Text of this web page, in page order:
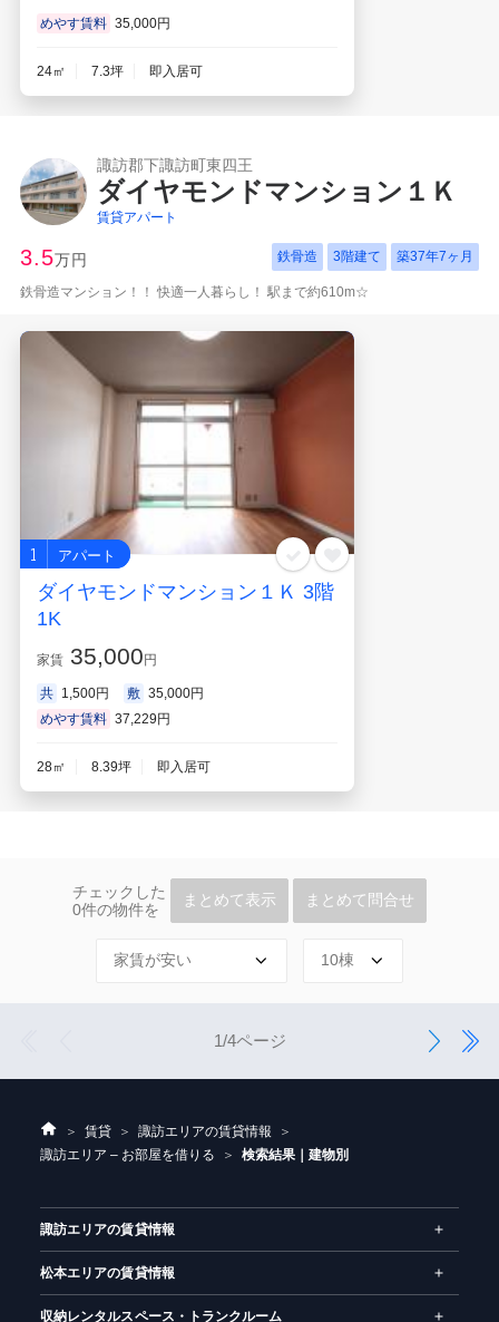
めやす賃料 35,000円
24㎡ 7.3坪 即入居可
諏訪郡下諏訪町東四王
ダイヤモンドマンション１Ｋ
賃貸アパート
3.5万円 鉄骨造 3階建て 築37年7ヶ月
鉄骨造マンション！！ 快適一人暮らし！ 駅まで約610m☆
1 アパート
ダイヤモンドマンション１Ｋ 3階
1K
家賃 35,000円
共 1,500円 敷 35,000円
めやす賃料 37,229円
28㎡ 8.39坪 即入居可
チェックした
0件の物件を
まとめて表示 まとめて問合せ
4
次
へ
1/4ページ
ホ
ー
賃貸
諏訪エリアの賃貸情報
諏訪エリア – お部屋を借りる
検索結果｜建物別
諏訪エリアの賃貸情報
松本エリアの賃貸情報
収納レンタルスペース・トランクルーム